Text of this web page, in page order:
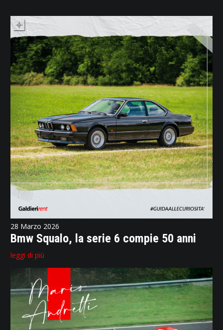
28 Marzo 2026
Bmw Squalo, la serie 6 compie 50 anni
leggi di più